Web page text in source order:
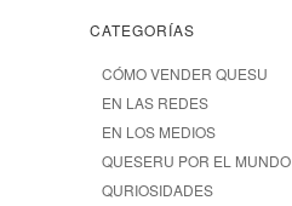
CATEGORÍAS
CÓMO VENDER QUESU
EN LAS REDES
EN LOS MEDIOS
QUESERU POR EL MUNDO
QURIOSIDADES